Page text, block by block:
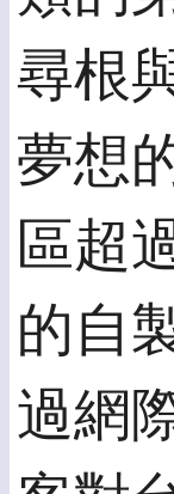
尋根
夢想
區超
的自
過網